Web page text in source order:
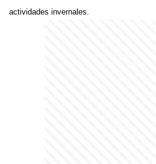
actividades invernales.